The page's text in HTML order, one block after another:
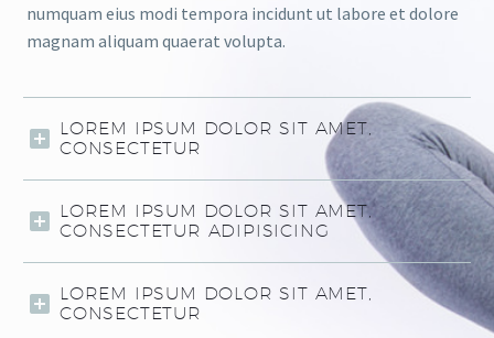
numquam eius modi tempora incidunt ut labore et dolore
magnam aliquam quaerat volupta.
LOREM IPSUM DOLOR SIT AMET,
CONSECTETUR
LOREM IPSUM DOLOR SIT AMET,
CONSECTETUR ADIPISICING
LOREM IPSUM DOLOR SIT AMET,
CONSECTETUR